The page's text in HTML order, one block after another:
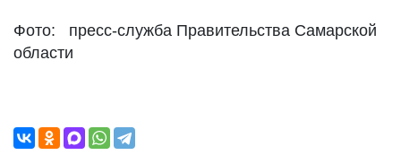
Фото: пресс-служба Правительства Самарской
области